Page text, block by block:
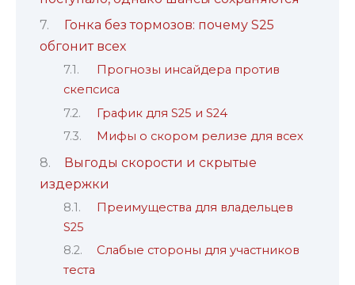
Гонка без тормозов: почему S25
обгонит всех
Прогнозы инсайдера против
скепсиса
График для S25 и S24
Мифы о скором релизе для всех
Выгоды скорости и скрытые
издержки
Преимущества для владельцев
S25
Слабые стороны для участников
теста